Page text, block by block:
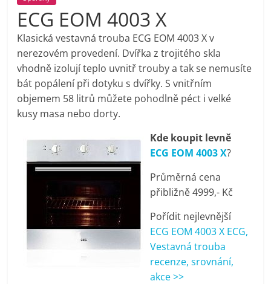
porovnání,
pračky,
televize,
notebooky,
mobilní
telefony,
kávovary,
bazény
ECG EOM 4003 X
Klasická vestavná trouba ECG EOM 4003 X v
nerezovém provedení. Dvířka z trojitého skla
vhodně izolují teplo uvnitř trouby a tak se nemusíte
bát popálení při dotyku s dvířky. S vnitřním
objemem 58 litrů můžete pohodlně péct i velké
kusy masa nebo dorty.
Kde koupit levně
ECG EOM 4003 X?
Průměrná cena
přibližně 4999,- Kč
Pořídit nejlevnější
ECG EOM 4003 X ECG,
Vestavná trouba
recenze, srovnání,
akce >>